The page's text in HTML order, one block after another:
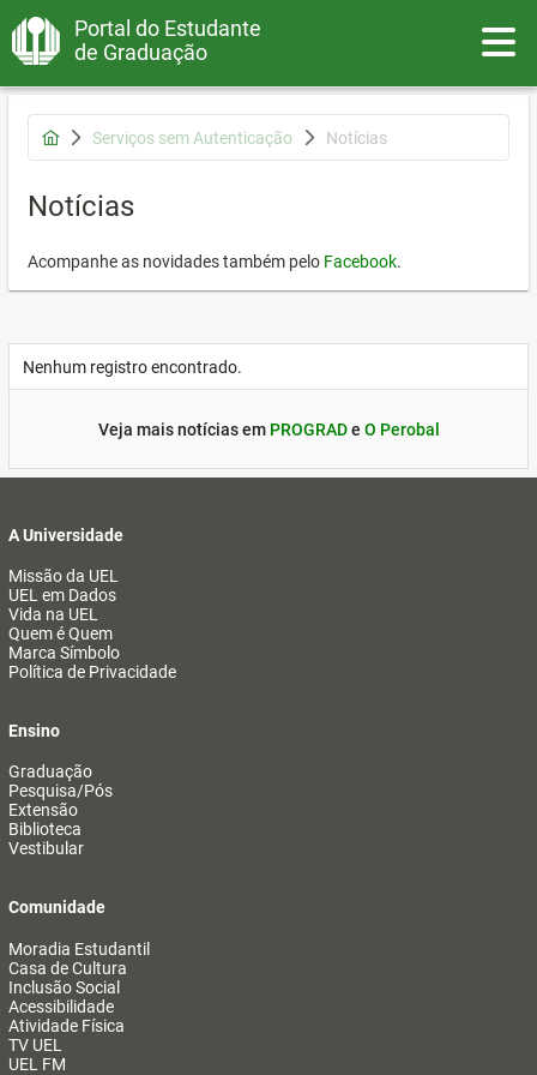
Portal do Estudante
de Graduação
Serviços sem Autenticação Notícias
Notícias
Acompanhe as novidades também pelo Facebook.
Nenhum registro encontrado.
Veja mais notícias em PROGRADe O Perobal
A Universidade
Missão da UEL
UEL em Dados
Vida na UEL
Quem é Quem
Marca Símbolo
Política de Privacidade
Ensino
Graduação
Pesquisa/Pós
Extensão
Biblioteca
Vestibular
Comunidade
Moradia Estudantil
Casa de Cultura
Inclusão Social
Acessibilidade
Atividade Física
TV UEL
UEL FM